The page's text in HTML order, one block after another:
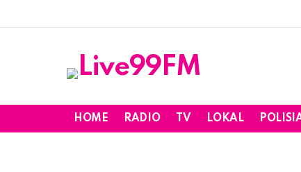
HOME RADIO TV LOKAL